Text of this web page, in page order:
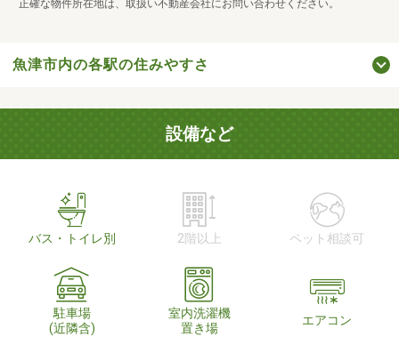
正確な物件所在地は、取扱い不動産会社にお問い合わせください。
魚津市内の各駅の住みやすさ
設備など
バス・トイレ別 2階以上 ペット相談可
駐車場
(近隣含)
室内洗濯機
置き場
エアコン